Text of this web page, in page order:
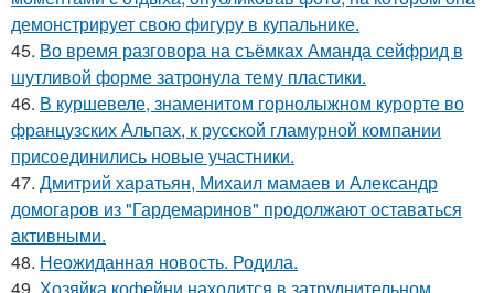
демонстрирует свою фигуру в купальнике.
45. Во время разговора на съёмках Аманда сейфрид в
шутливой форме затронула тему пластики.
46. В куршевеле, знаменитом горнолыжном курорте во
французских Альпах, к русской гламурной компании
присоединились новые участники.
47. Дмитрий харатьян, Михаил мамаев и Александр
домогаров из "Гардемаринов" продолжают оставаться
активными.
48. Неожиданная новость. Родила.
49. Хозяйка кофейни находится в затруднительном